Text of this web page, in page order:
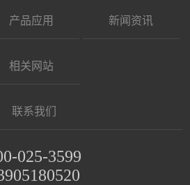
产品应用 新闻资讯
相关网站
联系我们
025-3599